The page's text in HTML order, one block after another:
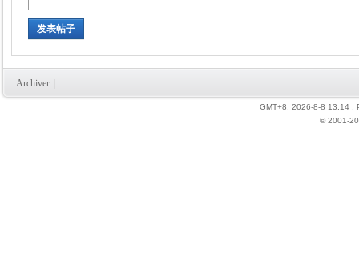
发表帖子
Archiver
GMT+8, 2026-8-8 13:14
© 2001-